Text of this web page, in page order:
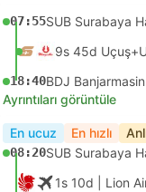
07:55SUB Surabaya
9s 45d
18:40BDJ
Ayrıntıları görüntüle
En ucuz En hızlı
08:20SUB Surabaya
1s 10d | Lion